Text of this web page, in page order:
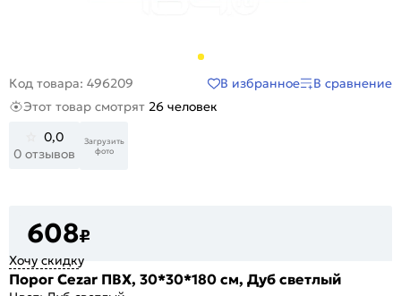
Код товара: 496209 В избранное
В сравнение
Этот товар смотрят 26 человек
0,0
0 отзывов
Загрузить
фото
608₽
Хочу скидку
Порог Cezar ПВХ, 30*30*180 см, Дуб светлый